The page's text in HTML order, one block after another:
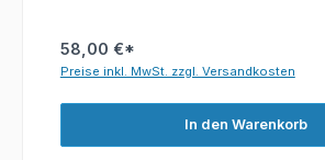
58,00 €*
Preise inkl. MwSt. zzgl. Versandkosten
In den Warenkorb